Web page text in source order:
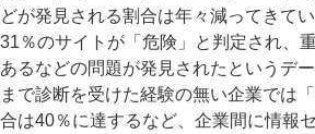
どが発見される割合は年々減ってきて
31％のサイトが「危険」と判定され、
あるなどの問題が発見されたというデ
まで診断を受けた経験の無い企業では
合は40％に達するなど、企業間に情報